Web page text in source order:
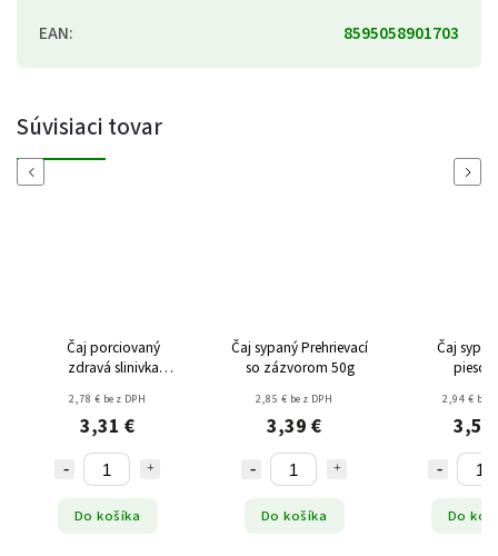
EAN: 8595058901703
Súvisiaci tovar
Previous
Čaj porciovaný
zdravá slinivka
2,78 € bez DPH
3,31 €
Do košíka
Čaj sypaný Prehrievací
so zázvorom 50g
2,85 € bez DPH
3,39 €
Do košíka
Čaj
piesok
2,94 € bez
3,50
Do
Next